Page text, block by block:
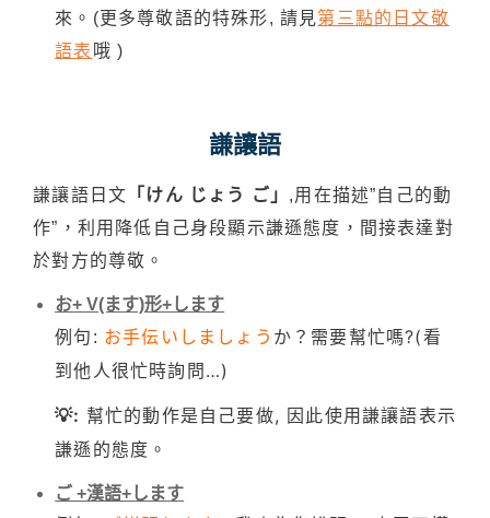
來。(更多尊敬語的特殊形, 請見第三點的日文敬
語表 哦 )
謙讓語
謙讓語日文 「けん じょう ご」 ,用在描述”自己的動
作”，利用降低自己身段顯示謙遜態度，間接表達對
於對方的尊敬。
お+ V(ます)形+します
例句: お手伝いしましょう か？ 需要幫忙嗎?(看
到他人很忙時詢問…)
💡: 幫忙的動作是自己要做, 因此使用謙讓語表示
謙遜的態度。
ご +漢語+します